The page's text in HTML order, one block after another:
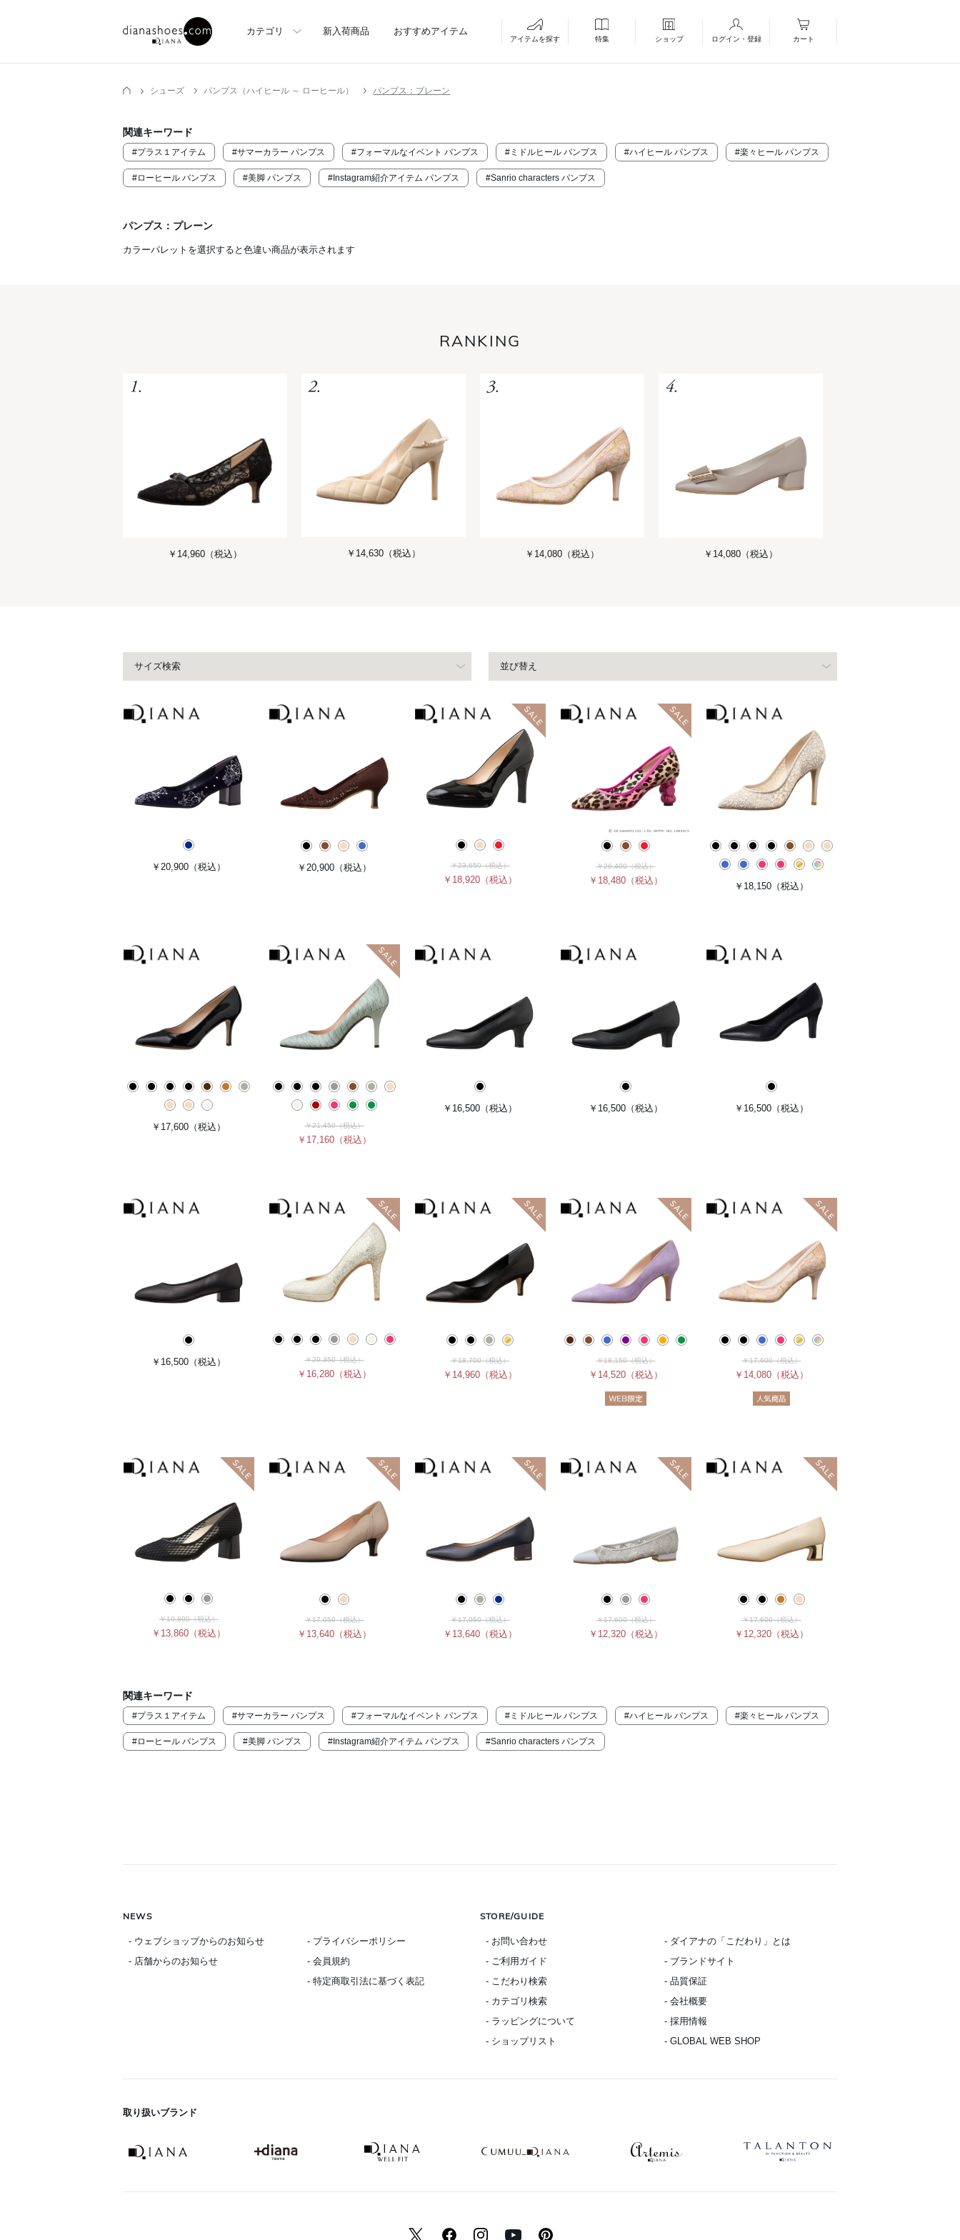
カテゴリ 新入荷商品 おすすめアイテム
アイテムを探す 特集 ショップ ログイン・登録 カート
シューズ パンプス（ハイヒール ～ ローヒール） パンプス：プレーン
関連キーワード
#プラス１アイテム #サマーカラー パンプス #フォーマルなイベント パンプス #ミドルヒール パンプス #ハイヒール パンプス #楽々ヒール パンプス
#ローヒール パンプス #美脚 パンプス #Instagram紹介アイテム パンプス #Sanrio characters パンプス
パンプス：プレーン
カラーパレットを選択すると色違い商品が表示されます
RANKING
￥14,960 （税込） ￥14,630 （税込） ￥14,080 （税込） ￥14,080 （税込）
サイズ検索 並び替え
￥20,900 （税込） ￥20,900 （税込） ￥23,650（税込）
￥18,920 （税込）
￥26,400（税込）
￥18,480 （税込）
￥18,150 （税込）
￥17,600 （税込） ￥21,450（税込）
￥17,160 （税込）
￥16,500 （税込） ￥16,500 （税込） ￥16,500 （税込）
￥16,500 （税込） ￥20,350（税込）
￥16,280 （税込）
￥18,700（税込）
￥14,960 （税込）
￥18,150（税込）
￥14,520 （税込）
￥17,600（税込）
￥14,080 （税込）
￥19,800（税込）
￥13,860 （税込）
￥17,050（税込）
￥13,640 （税込）
￥17,050（税込）
￥13,640 （税込）
￥17,600（税込）
￥12,320 （税込）
￥17,600（税込）
￥12,320 （税込）
関連キーワード
#プラス１アイテム #サマーカラー パンプス #フォーマルなイベント パンプス #ミドルヒール パンプス #ハイヒール パンプス #楽々ヒール パンプス
#ローヒール パンプス #美脚 パンプス #Instagram紹介アイテム パンプス #Sanrio characters パンプス
NEWS
- ウェブショップからのお知らせ
- 店舗からのお知らせ
- プライバシーポリシー
- 会員規約
- 特定商取引法に基づく表記
STORE/GUIDE
- お問い合わせ
- ご利用ガイド
- こだわり検索
- カテゴリ検索
- ラッピングについて
- ショップリスト
- ダイアナの「こだわり」とは
- ブランドサイト
- 品質保証
- 会社概要
- 採用情報
- GLOBAL WEB SHOP
取り扱いブランド